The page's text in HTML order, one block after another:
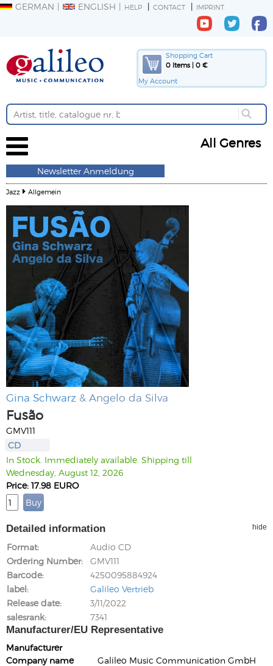
GERMAN ENGLISH HELP CONTACT IMPRINT
Shopping Cart
0 Items | 0 €
My Account
All Genres
Newsletter Anmeldung
Jazz Allgemein
Gina Schwarz & Angelo da Silva
Fusão
GMV111
CD
In Stock. Immediately available. Shipping till
Wednesday, August 12, 2026
Price: 17.98 EURO
Detailed information hide
Format
Audio CD
Ordering Number
GMV111
Barcode
4250095884924
label
Galileo Vertrieb
Release date
3/11/2022
salesrank
7341
Manufacturer/EU Representative
Manufacturer
Company name
Galileo Music Communication GmbH